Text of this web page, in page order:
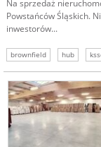
Na sprzedaż
Powstańców Śląskich.
inwestorów...
brownfield hub
inwestycja
magazyn